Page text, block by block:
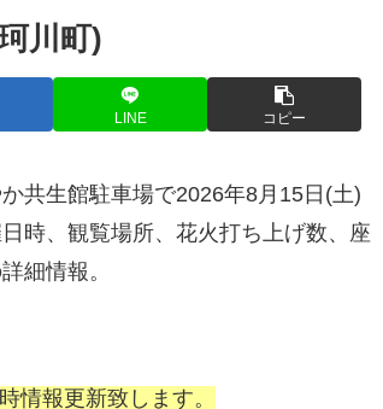
川町)
LINE コピー
共生館駐車場で2026年8月15日(土)
時、観覧場所、花火打ち上げ数、座
細情報。
情報更新致します。